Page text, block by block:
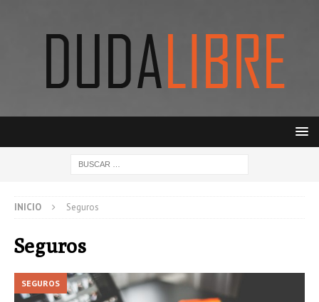
INICIO Seguros
Seguros
SEGUROS